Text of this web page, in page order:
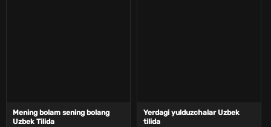
Mening bolam sening bolang
Uzbek Tilida
Yerdagi yulduzchalar Uzbek
tilida